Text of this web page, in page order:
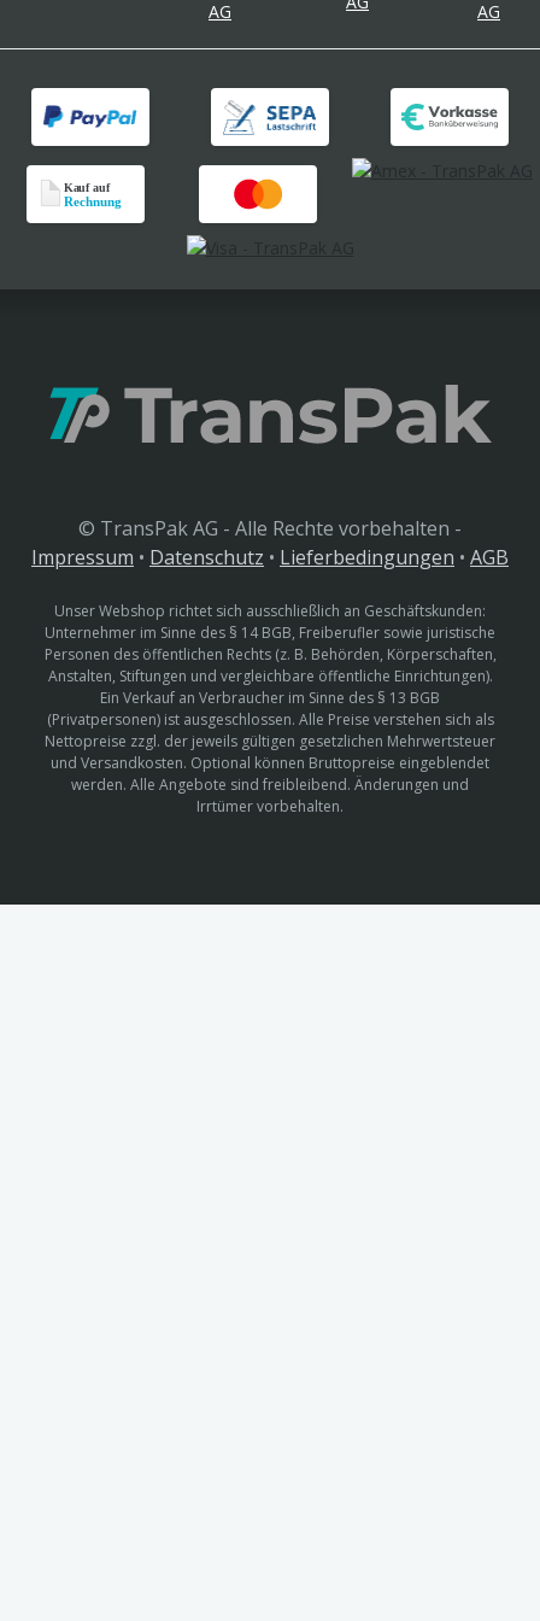
© TransPak AG - Alle Rechte vorbehalten -
Impressum • Datenschutz • Lieferbedingungen • AGB
Unser Webshop richtet sich ausschließlich an Geschäftskunden:
Unternehmer im Sinne des § 14 BGB, Freiberufler sowie juristische
Personen des öffentlichen Rechts (z. B. Behörden, Körperschaften,
Anstalten, Stiftungen und vergleichbare öffentliche Einrichtungen).
Ein Verkauf an Verbraucher im Sinne des § 13 BGB
(Privatpersonen) ist ausgeschlossen. Alle Preise verstehen sich als
Nettopreise zzgl. der jeweils gültigen gesetzlichen Mehrwertsteuer
und Versandkosten. Optional können Bruttopreise eingeblendet
werden. Alle Angebote sind freibleibend. Änderungen und
Irrtümer vorbehalten.